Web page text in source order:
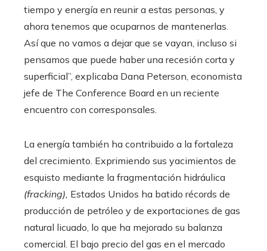
tiempo y energía en reunir a estas personas, y
ahora tenemos que ocuparnos de mantenerlas.
Así que no vamos a dejar que se vayan, incluso si
pensamos que puede haber una recesión corta y
superficial”, explicaba Dana Peterson, economista
jefe de The Conference Board en un reciente
encuentro con corresponsales.
La energía también ha contribuido a la fortaleza
del crecimiento. Exprimiendo sus yacimientos de
esquisto mediante la fragmentación hidráulica
(fracking), Estados Unidos ha batido récords de
producción de petróleo y de exportaciones de gas
natural licuado, lo que ha mejorado su balanza
comercial. El bajo precio del gas en el mercado